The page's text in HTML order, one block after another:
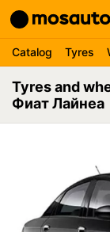
Catalog Tyres
Tyres and
Фиат Лайнеа